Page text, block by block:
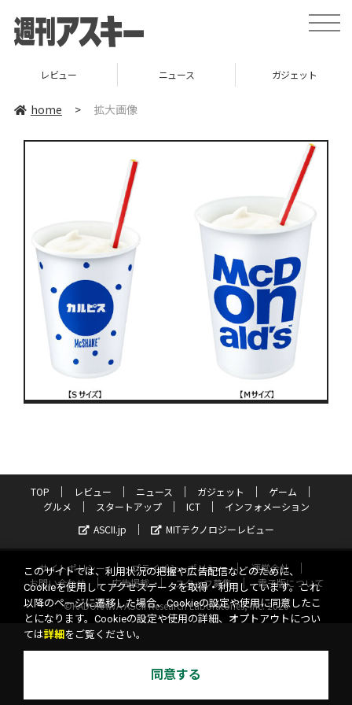
toggle
レビュー ニュース ガジェット
home > 拡大画像
TOP レビュー ニュース ガジェット
ゲーム
グルメ
スタートアップ ICT
インフォメーション
ASCII.jp
MITテクノロジーレビュー
サイトポリシー プライバシーポリシー
運営会社
お問い合わせ
広告掲載 スタッフ募集
電子版について
©KADOKAWA ASCII Research Laboratories, Inc. 2026
このサイトでは、利用状況の把握や広告配信などのために、
Cookieを使用してアクセスデータを取得・利用しています。これ
以降のページに遷移した場合、Cookieの設定や使用に同意したこ
とになります。Cookieの設定や使用の詳細、オプトアウトについ
ては詳細 をご覧ください。
同意する